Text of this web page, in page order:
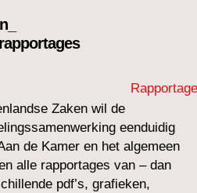
Zaken wil de
eenduidig
de Kamer en het algemeen
alle rapportages van – dan
pdf’s, grafieken,